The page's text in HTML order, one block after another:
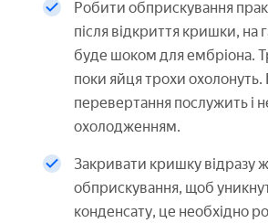
Робити обприскування
після відкриття кришки, на
буде шоком для ембріона.
поки яйця трохи охолонуть.
перевертання послужить і
охолодженням.
Закривати кришку відразу ж
обприскування, щоб
конденсату, це необхідно